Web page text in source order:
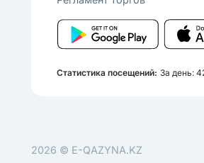
Статистика посещений: За день:
2026 © E-QAZYNA.KZ